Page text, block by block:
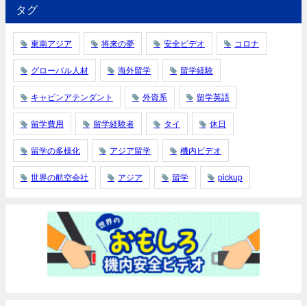
タグ
東南アジア 将来の夢 安全ビデオ コロナ
グローバル人材 海外留学 留学経験
キャビンアテンダント 外資系 留学英語
留学費用 留学経験者 タイ 休日
留学の多様化 アジア留学 機内ビデオ
世界の航空会社 アジア 留学 pickup